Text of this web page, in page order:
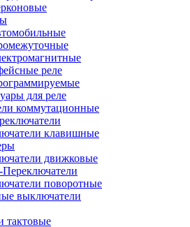
реле
для реле
коммутационные
клавишные
движковые
поворотные
выключатели
тактовые